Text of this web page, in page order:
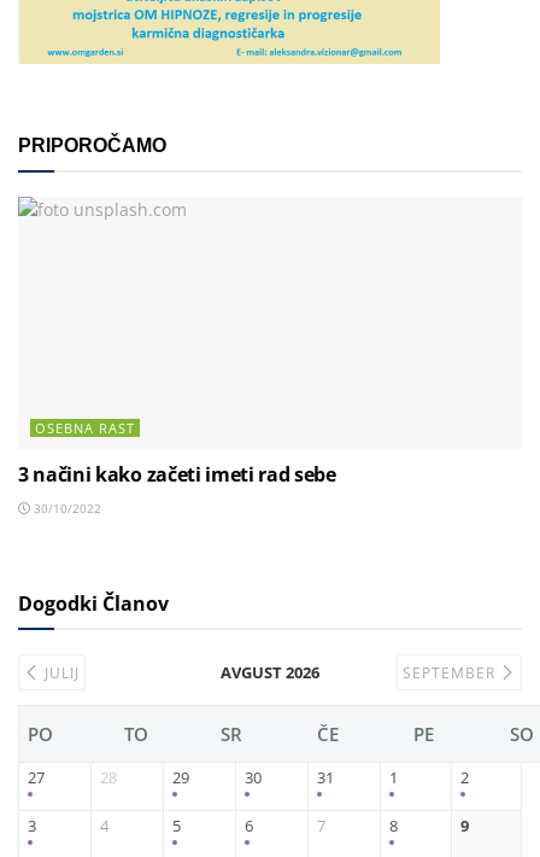
PRIPOROČAMO
OSEBNA RAST
3 načini kako začeti imeti rad sebe
30/10/2022
Dogodki Članov
JULIJ AVGUST 2026 SEPTEMBER
PO TO SR ČE PE SO
27 28 29 30 31 1 2
3 4 5 6 7 8 9